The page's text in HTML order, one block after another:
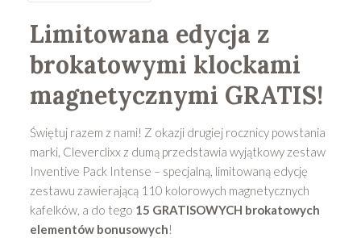
Limitowana edycja z
brokatowymi klockami
magnetycznymi GRATIS!
Świętuj razem z nami! Z okazji drugiej rocznicy powstania
marki, Cleverclixx z dumą przedstawia wyjątkowy zestaw
Inventive Pack Intense – specjalną, limitowaną edycję
zestawu zawierającą 110 kolorowych magnetycznych
kafelków, a do tego 15 GRATISOWYCH brokatowych
elementów bonusowych!